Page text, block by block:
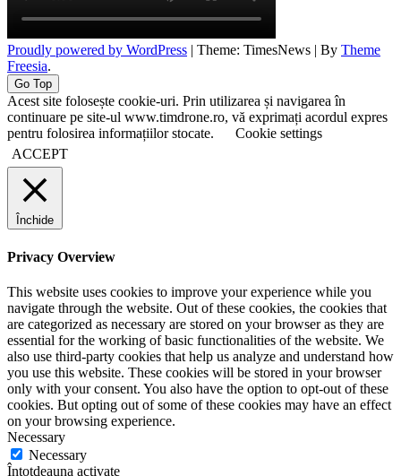
Proudly powered by WordPress | Theme: TimesNews | By Theme
Freesia.
Go Top
Acest site folosește cookie-uri. Prin utilizarea și navigarea în
continuare pe site-ul www.timdrone.ro, vă exprimați acordul expres
pentru folosirea informațiilor stocate.
Cookie settings
ACCEPT
Închide
Privacy Overview
This website uses cookies to improve your experience while you
navigate through the website. Out of these cookies, the cookies that
are categorized as necessary are stored on your browser as they are
essential for the working of basic functionalities of the website. We
also use third-party cookies that help us analyze and understand how
you use this website. These cookies will be stored in your browser
only with your consent. You also have the option to opt-out of these
cookies. But opting out of some of these cookies may have an effect
on your browsing experience.
Necessary
Necessary
Întotdeauna activate